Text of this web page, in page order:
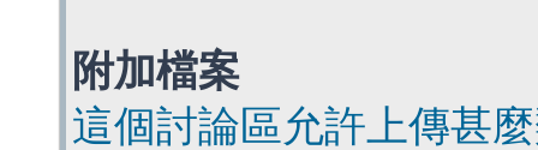
附加檔案
這個討論區允許上傳甚